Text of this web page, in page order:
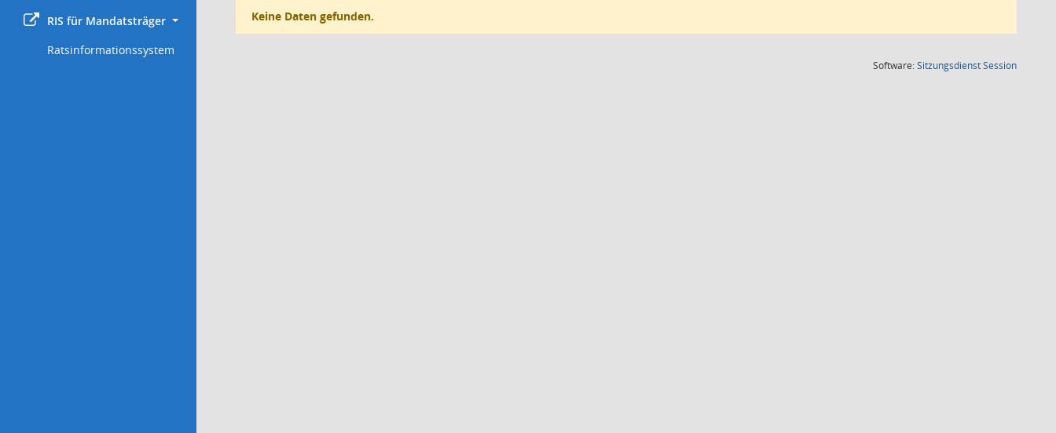
RIS für Mandatsträger
Ratsinformationssystem
Keine Daten gefunden.
Software:SitzungsdienstSession(Wird in